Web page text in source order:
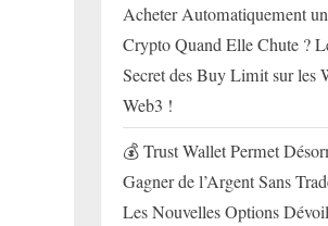
Acheter Automatiquement
Crypto Quand Elle Chute ?
Secret des Buy Limit sur les
Web3 !
💰 Trust Wallet Permet
Gagner de l’Argent Sans
Les Nouvelles Options